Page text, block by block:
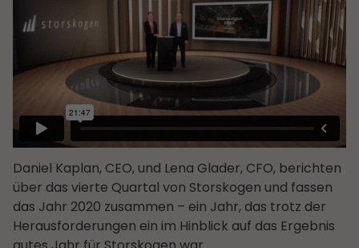
Daniel Kaplan, CEO, und Lena Glader, CFO, berichten
über das vierte Quartal von Storskogen und fassen
das Jahr 2020 zusammen – ein Jahr, das trotz der
Herausforderungen ein im Hinblick auf das Ergebnis